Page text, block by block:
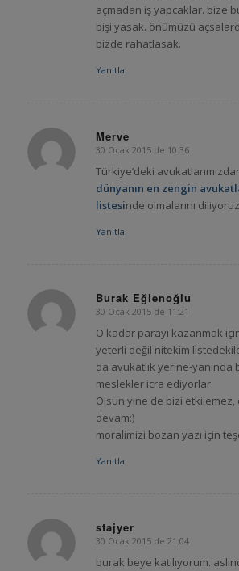
açmadan iş yapcaklar. bize
bişi yasak. önümüzü
bizde rahatlasak.
Yanıtla
Merve
says:
30 Ocak 2015 de 10:36
Türkiye’deki
dünyanın en zengin
listesinde olmalarını
Yanıtla
Burak Eğlenoğlu
says:
30 Ocak 2015 de 11:21
O kadar parayı kazanmak
yeterli değil nitekim
da avukatlık yerine-yanında
meslekler icra ediyorlar.
Olsun yine de bizi etkilemez,
devam:)
moralimizi bozan yazı için
Yanıtla
stajyer
says:
30 Ocak 2015 de 21:04
burak beye katılıyorum.